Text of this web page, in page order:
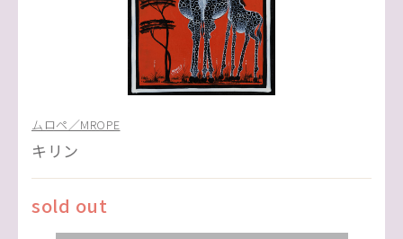
ムロペ／MROPE
キリン
sold out